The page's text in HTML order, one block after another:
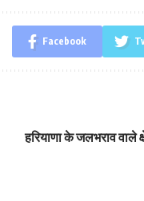
Facebook
हरियाणा के जलभराव वाले